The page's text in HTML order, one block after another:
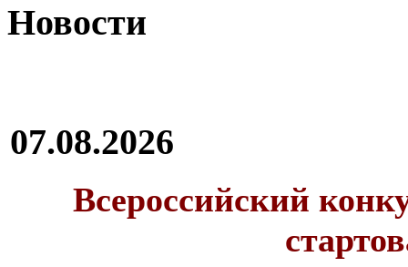
Новости
07.08.2026
Всероссийский